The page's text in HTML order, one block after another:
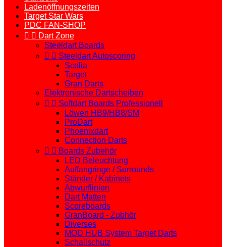
Ladenöffnungszeiten
Target Star Wars
PDC FAN-SHOP
  Dart Zone
Steeldart Boards
  Steeldart Autoscoring
Scolia
Target
Gran Darts
Elektronische Dartscheiben
  Softdart Boards Professionell
Löwen HB9/HB8/SM
ProDart
Phoenixdart
Connection Darts
  Boards Zubehör
LED Beleuchtung
Auffangringe / Surrounds
Ständer / Kabinets
Abwurflinien
Dart Matten
Scoreboards
GranBoard - Zubhör
Diverses
MOD HUB System Target Darts
Schallschutz